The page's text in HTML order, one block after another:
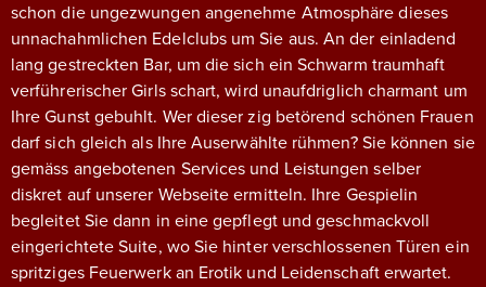
schon die ungezwungen angenehme Atmosphäre dieses
unnachahmlichen Edelclubs um Sie aus. An der einladend
lang gestreckten Bar, um die sich ein Schwarm traumhaft
verführerischer Girls schart, wird unaufdriglich charmant um
Ihre Gunst gebuhlt. Wer dieser zig betörend schönen Frauen
darf sich gleich als Ihre Auserwählte rühmen? Sie können sie
gemäss angebotenen Services und Leistungen selber
diskret auf unserer Webseite ermitteln. Ihre Gespielin
begleitet Sie dann in eine gepflegt und geschmackvoll
eingerichtete Suite, wo Sie hinter verschlossenen Türen ein
spritziges Feuerwerk an Erotik und Leidenschaft erwartet.